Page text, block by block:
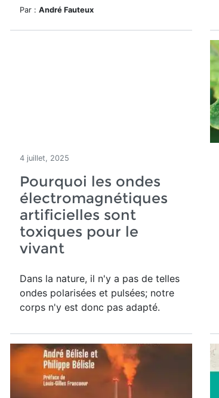
Par : André Fauteux
4 juillet, 2025
Pourquoi les ondes
électromagnétiques
artificielles sont
toxiques pour le
vivant
Dans la nature, il n'y a pas de telles
ondes polarisées et pulsées; notre
corps n'y est donc pas adapté.